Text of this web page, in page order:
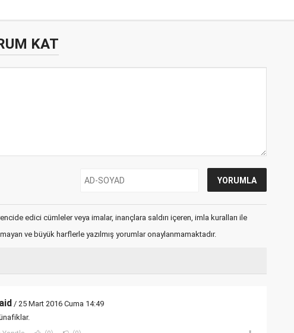
KAT
edici cümleler veya imalar, inançlara saldırı içeren, imla kuralları ile
ve büyük harflerle yazılmış yorumlar onaylanmamaktadır.
/ 25 Mart 2016 Cuma 14:49